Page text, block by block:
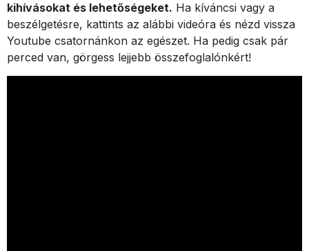
kihívásokat és lehetőségeket. Ha kíváncsi vagy a
beszélgetésre, kattints az alábbi videóra és nézd vissza
Youtube csatornánkon az egészet. Ha pedig csak pár
perced van, görgess lejjebb összefoglalónkért!